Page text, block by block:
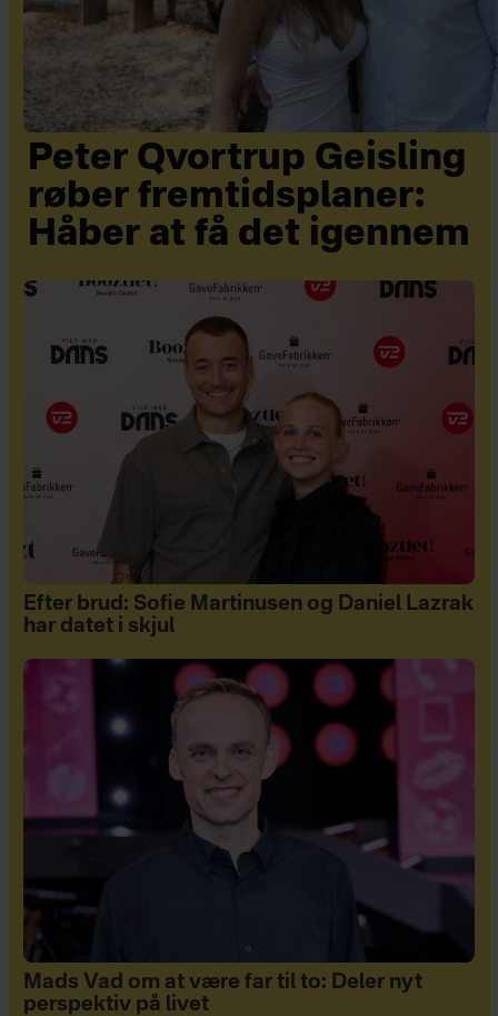
Peter Qvortrup Geisling
røber fremtidsplaner:
Håber at få det igennem
Efter brud: Sofie Martinusen og Daniel Lazrak
har datet i skjul
Mads Vad om at være far til to: Deler nyt
perspektiv på livet